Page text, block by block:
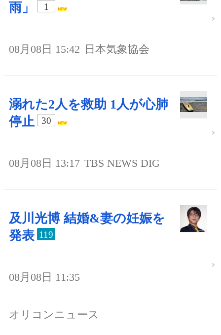
雨」
1
08月08日 15:42 日本気象協会
溺れた2人を救助 1人が心肺
停止
30
08月08日 13:17 TBS NEWS DIG
及川光博 結婚&妻の妊娠を
発表 119
08月08日 11:35
オリコンニュース